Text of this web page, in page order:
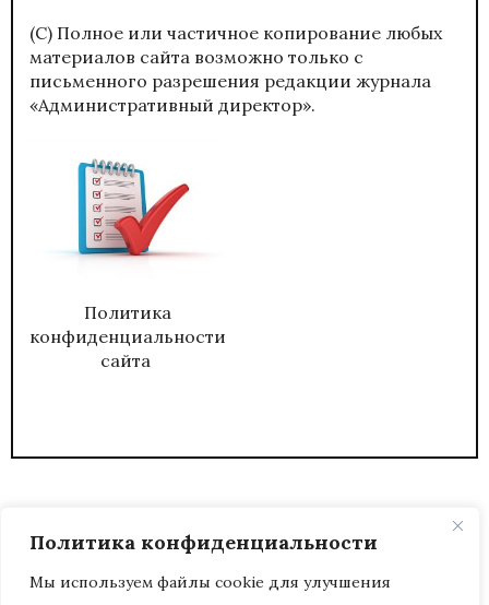
Политика конфиденциальности
Мы используем файлы cookie для улучшения
(С) Полное или частичное копирование любых
материалов сайта возможно только с
письменного разрешения редакции журнала
«Административный директор».
Политика
конфиденциальности
сайта